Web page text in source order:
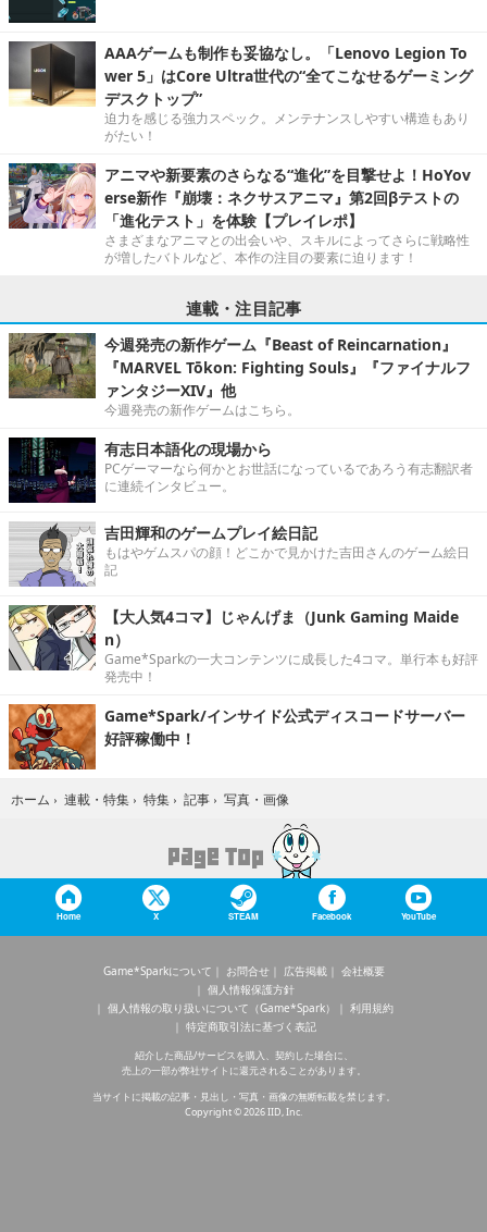
AAAゲームも制作も妥協なし。「Lenovo Legion To
wer 5」はCore Ultra世代の“全てこなせるゲーミング
デスクトップ”
迫力を感じる強力スペック。メンテナンスしやすい構造もあり
がたい！
アニマや新要素のさらなる“進化”を目撃せよ！HoYov
erse新作『崩壊：ネクサスアニマ』第2回βテストの
「進化テスト」を体験【プレイレポ】
さまざまなアニマとの出会いや、スキルによってさらに戦略性
が増したバトルなど、本作の注目の要素に迫ります！
連載・注目記事
今週発売の新作ゲーム『Beast of Reincarnation』
『MARVEL Tōkon: Fighting Souls』『ファイナルフ
ァンタジーXIV』他
今週発売の新作ゲームはこちら。
有志日本語化の現場から
PCゲーマーなら何かとお世話になっているであろう有志翻訳者
に連続インタビュー。
吉田輝和のゲームプレイ絵日記
もはやゲムスパの顔！どこかで見かけた吉田さんのゲーム絵日
記
【大人気4コマ】じゃんげま（Junk Gaming Maide
n）
Game*Sparkの一大コンテンツに成長した4コマ。単行本も好評
発売中！
Game*Spark/インサイド公式ディスコードサーバー
好評稼働中！
ホーム › 連載・特集 › 特集 › 記事 › 写真・画像
Home X STEAM Facebook YouTube
Game*Sparkについて お問合せ 広告掲載
会社概要
個人情報保護方針
個人情報の取り扱いについて（Game*Spark）
利用規約
特定商取引法に基づく表記
紹介した商品/サービスを購入、契約した場合に、
売上の一部が弊社サイトに還元されることがあります。
当サイトに掲載の記事・見出し・写真・画像の無断転載を禁じます。
Copyright © 2026 IID, Inc.